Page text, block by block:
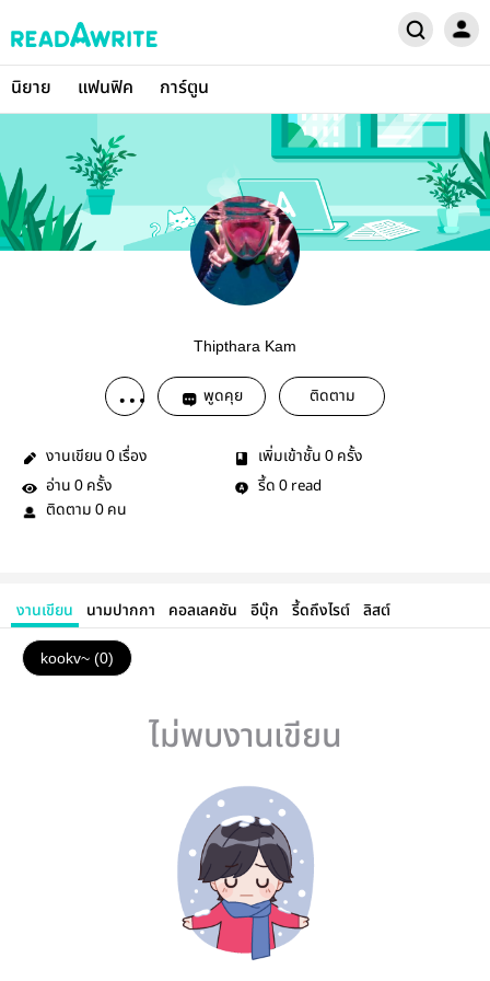
นิยาย แฟนฟิค การ์ตูน
Thipthara Kam
พูดคุย ติดตาม
งานเขียน 0 เรื่อง เพิ่มเข้าชั้น 0 ครั้ง
อ่าน 0 ครั้ง รี้ด 0 read
ติดตาม 0 คน
งานเขียน นามปากกา คอลเลคชัน อีบุ๊ก รี้ดถึงไรต์ ลิสต์
kookv~ (0)
ไม่พบงานเขียน